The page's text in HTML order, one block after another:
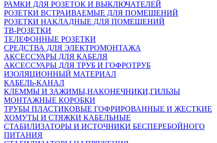
РАМКИ ДЛЯ РОЗЕТОК И ВЫКЛЮЧАТЕЛЕЙ
РОЗЕТКИ ВСТРАИВАЕМЫЕ ДЛЯ ПОМЕЩЕНИЙ
РОЗЕТКИ НАКЛАДНЫЕ ДЛЯ ПОМЕЩЕНИЙ
ТВ-РОЗЕТКИ
ТЕЛЕФОННЫЕ РОЗЕТКИ
СРЕДСТВА ДЛЯ ЭЛЕКТРОМОНТАЖА
АКСЕССУАРЫ ДЛЯ КАБЕЛЯ
АКСЕССУАРЫ ДЛЯ ТРУБ И ГОФРОТРУБ
ИЗОЛЯЦИОННЫЙ МАТЕРИАЛ
КАБЕЛЬ-КАНАЛ
КЛЕММЫ И ЗАЖИМЫ,НАКОНЕЧНИКИ,ГИЛЬЗЫ
МОНТАЖНЫЕ КОРОБКИ
ТРУБЫ ПЛАСТИКОВЫЕ ГОФРИРОВАННЫЕ И ЖЕСТКИЕ
ХОМУТЫ И СТЯЖКИ КАБЕЛЬНЫЕ
СТАБИЛИЗАТОРЫ И ИСТОЧНИКИ БЕСПЕРЕБОЙНОГО
ПИТАНИЯ